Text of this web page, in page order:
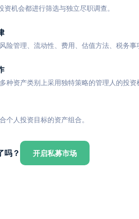
机会都进行筛选与独立尽职调查。
险管理、流动性、费用、估值方法、税务
种资产类别上采用独特策略的管理人的投资
个人投资目标的资产组合。
吗？ 开启私募市场